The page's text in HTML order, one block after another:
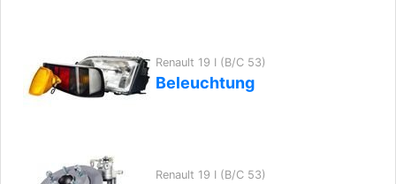
Renault 19 I (B/C 53)
Beleuchtung
Renault 19 I (B/C 53)